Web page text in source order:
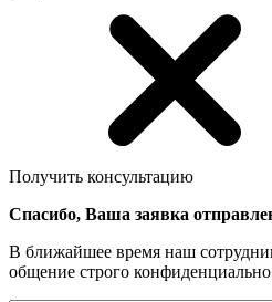
Получить консультацию
Спасибо, Ваша заявка
В ближайшее время наш
общение строго